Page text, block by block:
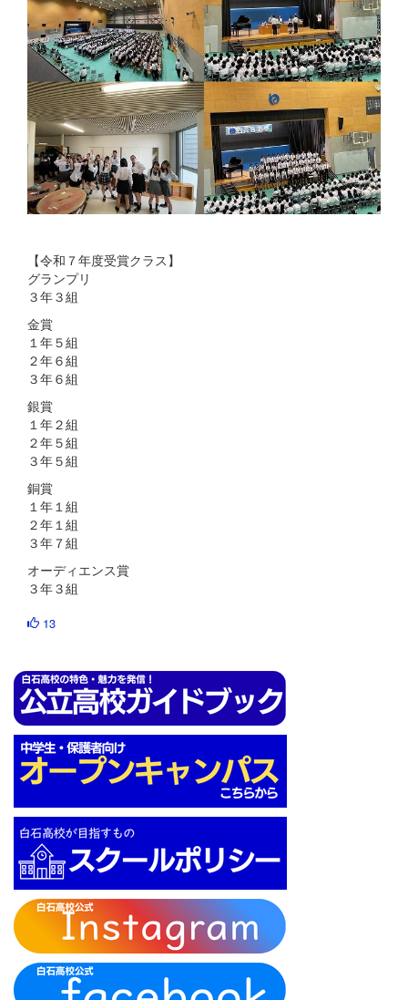
【令和７年度受賞クラス】
グランプリ
３年３組
金賞
１年５組
２年６組
３年６組
銀賞
１年２組
２年５組
３年５組
銅賞
１年１組
２年１組
３年７組
オーディエンス賞
３年３組
13